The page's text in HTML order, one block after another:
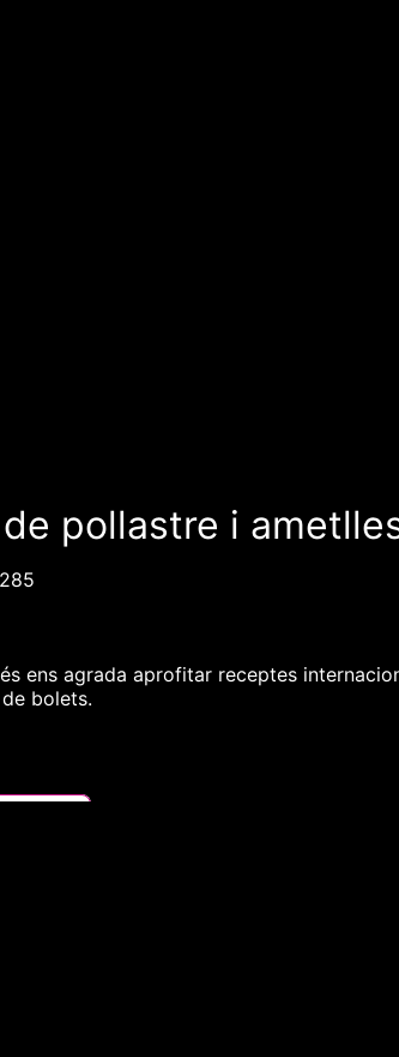
pollastre i
ens agrada aprofitar receptes
bolets.